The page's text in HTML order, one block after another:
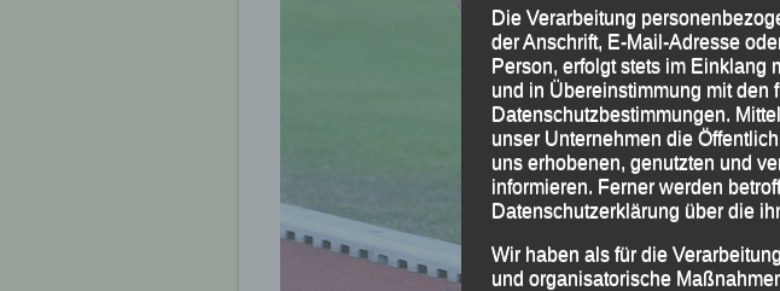
Die Verarbeitung
der Anschrift, E-Mail-Adresse
Person, erfolgt stets im Einklang
und in Übereinstimmung mit den
Datenschutzbestimmungen.
unser Unternehmen die
uns erhobenen, genutzten und
informieren. Ferner werden
Datenschutzerklärung über die
Wir haben als für die
und organisatorische